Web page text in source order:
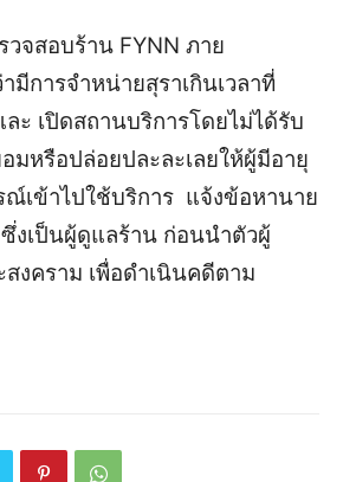
จสอบร้าน FYNN ภาย
มีการจำหน่ายสุราเกินเวลาที่
ะ เปิดสถานบริการโดยไม่ได้รับ
หรือปล่อยปละละเลยให้ผู้มีอายุ
ณ์เข้าไปใช้บริการ แจ้งข้อหานาย
งเป็นผู้ดูแลร้าน ก่อนนำตัวผู้
งคราม เพื่อดำเนินคดีตาม